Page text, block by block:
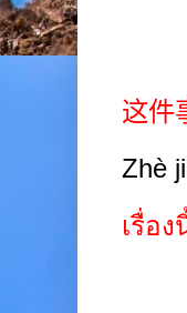
这件
Zhè
เรื่อ